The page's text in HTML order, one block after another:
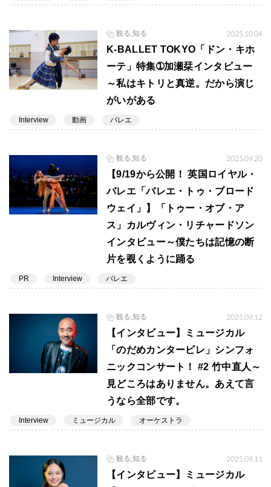
観る,知る 2025.10.04
K-BALLET TOKYO「ドン・キホ
ーテ」特集➀加瀬栞インタビュー
～私はキトリと真逆。だから演じ
がいがある
Interview 動画 バレエ
観る,知る 2025.09.20
【9/19から公開！ 英国ロイヤル・
バレエ「バレエ・トゥ・ブロード
ウェイ」】「トゥー・オブ・ア
ス」カルヴィン・リチャードソン
インタビュー～僕たちは記憶の断
片を覗くように踊る
PR Interview バレエ
観る,知る 2025.09.12
【インタビュー】ミュージカル
「のだめカンタービレ」シンフォ
ニックコンサート！ #2 竹中直人～
見どころはありません。あえて言
うなら全部です。
Interview ミュージカル オーケストラ
観る,知る 2025.09.11
【インタビュー】ミュージカル